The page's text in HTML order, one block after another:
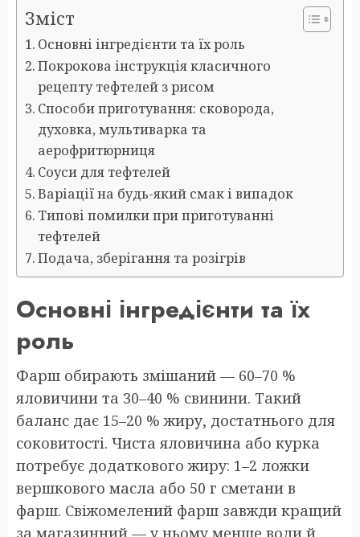
Зміст
Основні інгредієнти та їх роль
Покрокова інструкція класичного
рецепту тефтелей з рисом
Способи приготування: сковорода,
духовка, мультиварка та
аерофритюрниця
Соуси для тефтелей
Варіації на будь-який смак і випадок
Типові помилки при приготуванні
тефтелей
Подача, зберігання та розігрів
Основні інгредієнти та їх
роль
Фарш обирають змішаний — 60–70 %
яловичини та 30–40 % свинини. Такий
баланс дає 15–20 % жиру, достатнього для
соковитості. Чиста яловичина або курка
потребує додаткового жиру: 1–2 ложки
вершкового масла або 50 г сметани в
фарш. Свіжомелений фарш завжди кращий
за магазинний — у ньому менше води й